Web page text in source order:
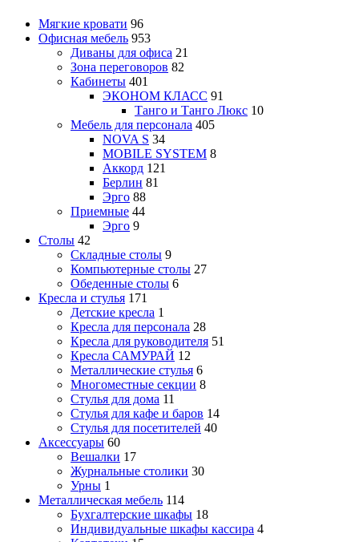
Мягкие кровати 96
Офисная мебель 953
Диваны для офиса 21
Зона переговоров 82
Кабинеты 401
ЭКОНОМ КЛАСС 91
Танго и Танго Люкс 10
Мебель для персонала 405
NOVA S 34
MOBILE SYSTEM 8
Аккорд 121
Берлин 81
Эрго 88
Приемные 44
Эрго 9
Столы 42
Складные столы 9
Компьютерные столы 27
Обеденные столы 6
Кресла и стулья 171
Детские кресла 1
Кресла для персонала 28
Кресла для руководителя 51
Кресла САМУРАЙ 12
Металлические стулья 6
Многоместные секции 8
Стулья для дома 11
Стулья для кафе и баров 14
Стулья для посетителей 40
Аксессуары 60
Вешалки 17
Журнальные столики 30
Урны 1
Металлическая мебель 114
Бухгалтерские шкафы 18
Индивидуальные шкафы кассира 4